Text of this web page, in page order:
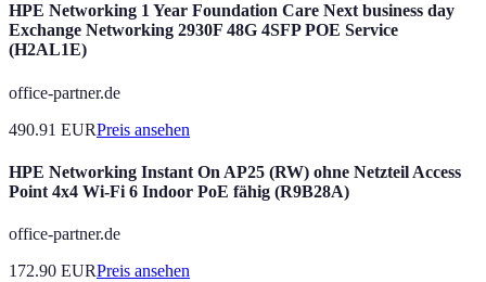
HPE Networking 1 Year Foundation Care Next business day
Exchange Networking 2930F 48G 4SFP POE Service
(H2AL1E)
office-partner.de
490.91 EURPreis ansehen
HPE Networking Instant On AP25 (RW) ohne Netzteil Access
Point 4x4 Wi-Fi 6 Indoor PoE fähig (R9B28A)
office-partner.de
172.90 EURPreis ansehen